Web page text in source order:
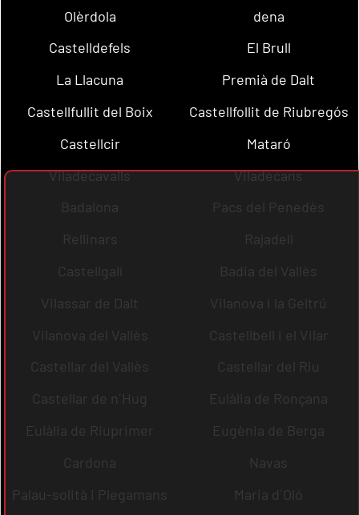
Olèrdola
dena
Castelldefels
El Brull
La Llacuna
Premià de Dalt
Castellfullit del Boix
Castellfollit de Riubregós
Castellcir
Mataró
Viladecavalls
Viladecans
Badalona
Pacs del Penedès
Rellinars
Rajadell
Castellgalí
Badia del Vallès
Vilassar de Dalt
Vilanova i la Geltrú
Vilanova del Vallès
Castellbell i el Vilar
Castellar del Vallès
Castellar del Riu
Castellar de n´Hug
Eulàlia de Ronçana
Eulàlia de Riuprimer
Eugènia de Berga
Cardona
Navas
Palau-solità i Plegamans
Maria d´Oló